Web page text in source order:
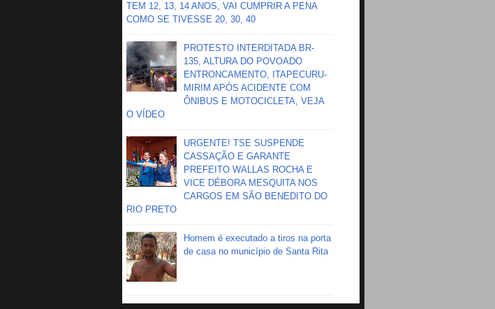
TEM 12, 13, 14 ANOS, VAI CUMPRIR A PENA
COMO SE TIVESSE 20, 30, 40
PROTESTO INTERDITADA BR-
135, ALTURA DO POVOADO
ENTRONCAMENTO, ITAPECURU-
MIRIM APÓS ACIDENTE COM
ÔNIBUS E MOTOCICLETA, VEJA
O VÍDEO
URGENTE! TSE SUSPENDE
CASSAÇÃO E GARANTE
PREFEITO WALLAS ROCHA E
VICE DÉBORA MESQUITA NOS
CARGOS EM SÃO BENEDITO DO
RIO PRETO
Homem é executado a tiros na porta
de casa no município de Santa Rita